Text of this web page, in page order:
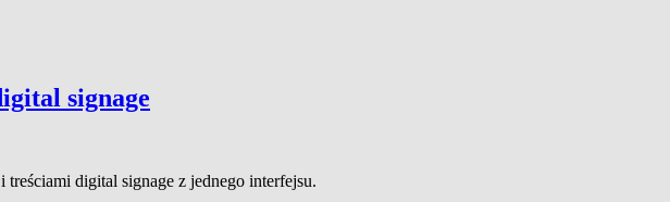
signage
digital signage z jednego interfejsu.